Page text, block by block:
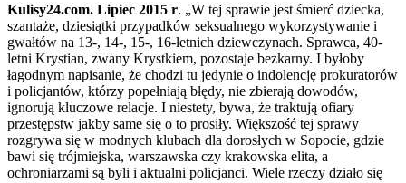
Kulisy24.com. Lipiec 2015 r. „W tej sprawie jest śmierć dziecka,
szantaże, dziesiątki przypadków seksualnego wykorzystywanie i
gwałtów na 13-, 14-, 15-, 16-letnich dziewczynach. Sprawca, 40-
letni Krystian, zwany Krystkiem, pozostaje bezkarny. I byłoby
łagodnym napisanie, że chodzi tu jedynie o indolencję prokuratorów
i policjantów, którzy popełniają błędy, nie zbierają dowodów,
ignorują kluczowe relacje. I niestety, bywa, że traktują ofiary
przestępstw jakby same się o to prosiły. Większość tej sprawy
rozgrywa się w modnych klubach dla dorosłych w Sopocie, gdzie
bawi się trójmiejska, warszawska czy krakowska elita, a
ochroniarzami są byli i aktualni policjanci. Wiele rzeczy działo się